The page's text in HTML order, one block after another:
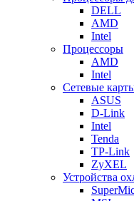
DELL
AMD
Intel
Процессоры
AMD
Intel
Сетевые
ASUS
D-Link
Intel
Tenda
TP-Link
ZyXEL
Устройства